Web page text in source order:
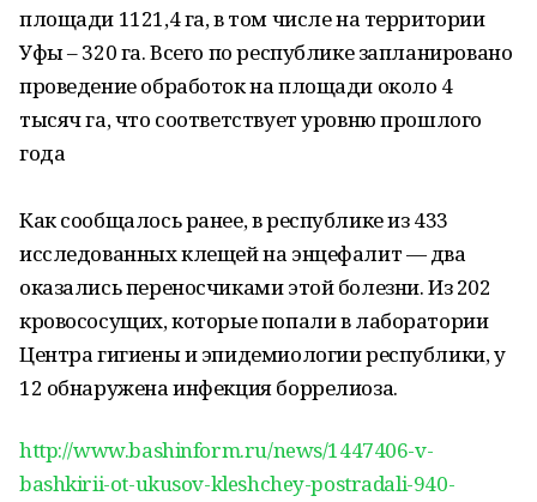
площади 1121,4 га, в том числе на территории
Уфы – 320 га. Всего по республике запланировано
проведение обработок на площади около 4
тысяч га, что соответствует уровню прошлого
года
Как сообщалось ранее, в республике из 433
исследованных клещей на энцефалит — два
оказались переносчиками этой болезни. Из 202
кровососущих, которые попали в лаборатории
Центра гигиены и эпидемиологии республики, у
12 обнаружена инфекция боррелиоза.
http://www.bashinform.ru/news/1447406-v-
bashkirii-ot-ukusov-kleshchey-postradali-940-